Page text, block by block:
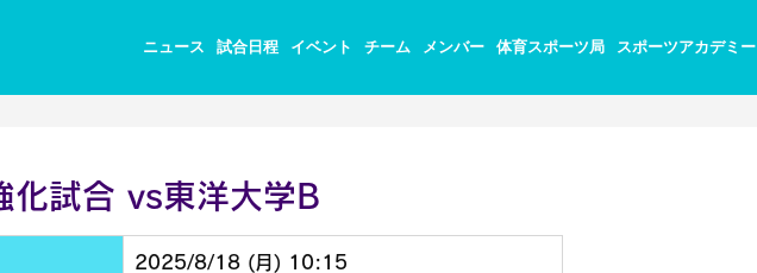
ニュース 試合日程 イベント チーム メンバー 体育スポーツ局 スポーツアカデミー
化試合 vs東洋大学B
2025/8/18 (月) 10:15